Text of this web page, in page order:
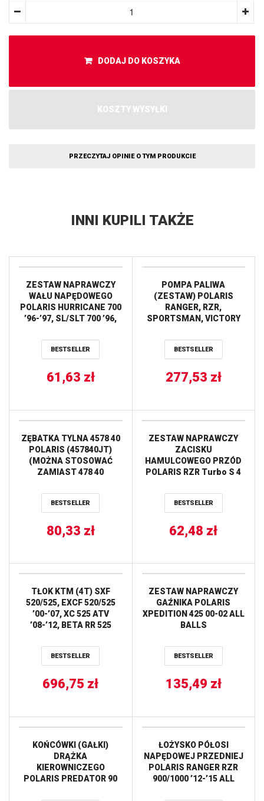
DODAJ DO KOSZYKA
KOSZTY WYSYŁKI
PRZECZYTAJ OPINIE O TYM PRODUKCIE
INNI KUPILI TAKŻE
ZESTAW NAPRAWCZY
WAŁU NAPĘDOWEGO
POLARIS HURRICANE 700
’96-’97, SL/SLT 700 ’96,
BESTSELLER
61,63 zł
POMPA PALIWA
(ZESTAW) POLARIS
RANGER, RZR,
SPORTSMAN, VICTORY
BESTSELLER
277,53 zł
ZĘBATKA TYLNA 4578 40
POLARIS (457840JT)
(MOŻNA STOSOWAĆ
ZAMIAST 478 40
JT
BESTSELLER
80,33 zł
ZESTAW NAPRAWCZY
ZACISKU
HAMULCOWEGO PRZÓD
POLARIS RZR Turbo S 4
Velocity ’21, RZR XP 4
Turbo S ’20, RZR XP 4
BALLS
BESTSELLER
62,48 zł
TŁOK KTM (4T) SXF
520/525, EXCF 520/525
’00-’07, XC 525 ATV
’08-’12, BETA RR 525
OUTLAW 525 ’07-’11,
11,0:1 (94,96MM) VERTEX
BESTSELLER
696,75 zł
ZESTAW NAPRAWCZY
GAŹNIKA POLARIS
XPEDITION 425 00-02 ALL
BALLS
BESTSELLER
135,49 zł
KOŃCÓWKI (GAŁKI)
DRĄŻKA
KIEROWNICZEGO
POLARIS PREDATOR 90
ŁOŻYSKO PÓŁOSI
NAPĘDOWEJ PRZEDNIEJ
POLARIS RANGER RZR
900/1000 ’12-’15 ALL